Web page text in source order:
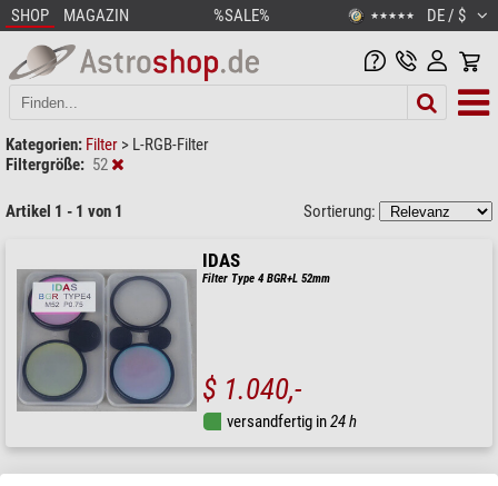
SHOP MAGAZIN %SALE% ★★★★★ DE / $
Kategorien: Filter > L-RGB-Filter
Filtergröße: 52
Artikel 1 - 1 von 1 Sortierung:
IDAS
Filter Type 4 BGR+L 52mm
$ 1.040,-
versandfertig in24 h